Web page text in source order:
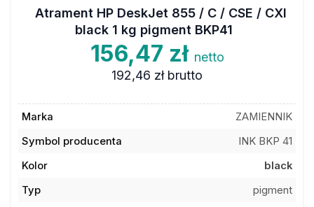
Atrament HP DeskJet 855 / C / CSE / CXI
black 1 kg pigment BKP41
156,47 zł netto
192,46 zł brutto
Marka
ZAMIENNIK
Symbol producenta
INK BKP 41
Kolor
black
Typ
pigment